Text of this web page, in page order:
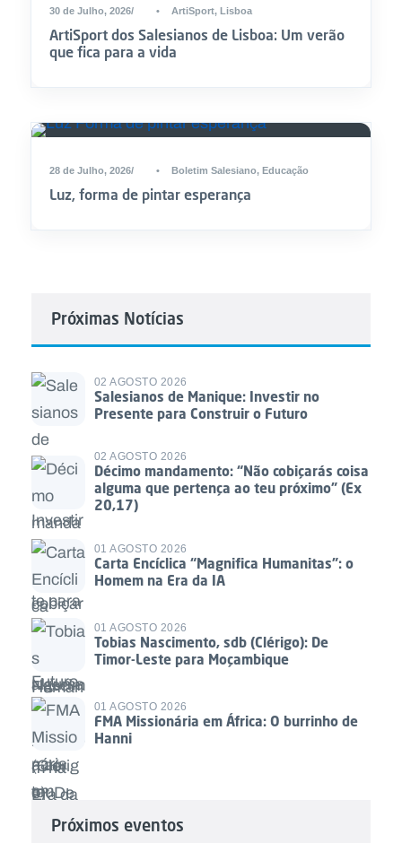
30 de Julho, 2026 • ArtiSport, Lisboa
ArtiSport dos Salesianos de Lisboa: Um verão
que fica para a vida
28 de Julho, 2026 • Boletim Salesiano, Educação
Luz, forma de pintar esperança
Próximas Notícias
02 AGOSTO 2026
Salesianos de Manique: Investir no
Presente para Construir o Futuro
02 AGOSTO 2026
Décimo mandamento: “Não cobiçarás coisa
alguma que pertença ao teu próximo” (Ex
20,17)
01 AGOSTO 2026
Carta Encíclica “Magnifica Humanitas”: o
Homem na Era da IA
01 AGOSTO 2026
Tobias Nascimento, sdb (Clérigo): De
Timor-Leste para Moçambique
01 AGOSTO 2026
FMA Missionária em África: O burrinho de
Hanni
Próximos eventos